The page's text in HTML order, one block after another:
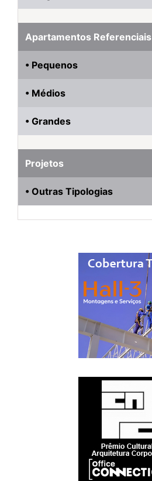
Apartamentos Referenciais
• Pequenos
• Médios
• Grandes
Projetos
• Outras Tipologias